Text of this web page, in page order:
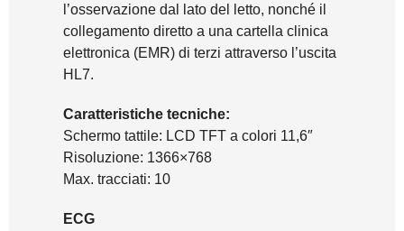
l’osservazione dal lato del letto, nonché il
collegamento diretto a una cartella clinica
elettronica (EMR) di terzi attraverso l’uscita
HL7.
Caratteristiche tecniche:
Schermo tattile: LCD TFT a colori 11,6″
Risoluzione: 1366×768
Max. tracciati: 10
ECG